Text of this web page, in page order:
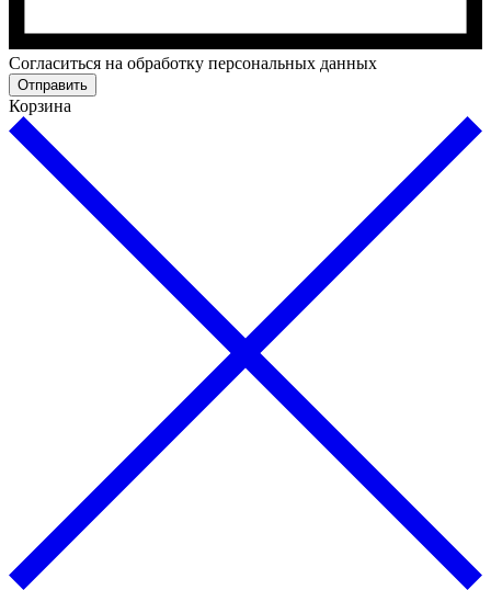
Cогласиться на обработку персональных данных
Отправить
Корзина